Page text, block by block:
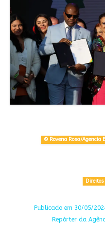
© Rovena Rosa/Agencia
Publicado em 30/05/
Repórter da